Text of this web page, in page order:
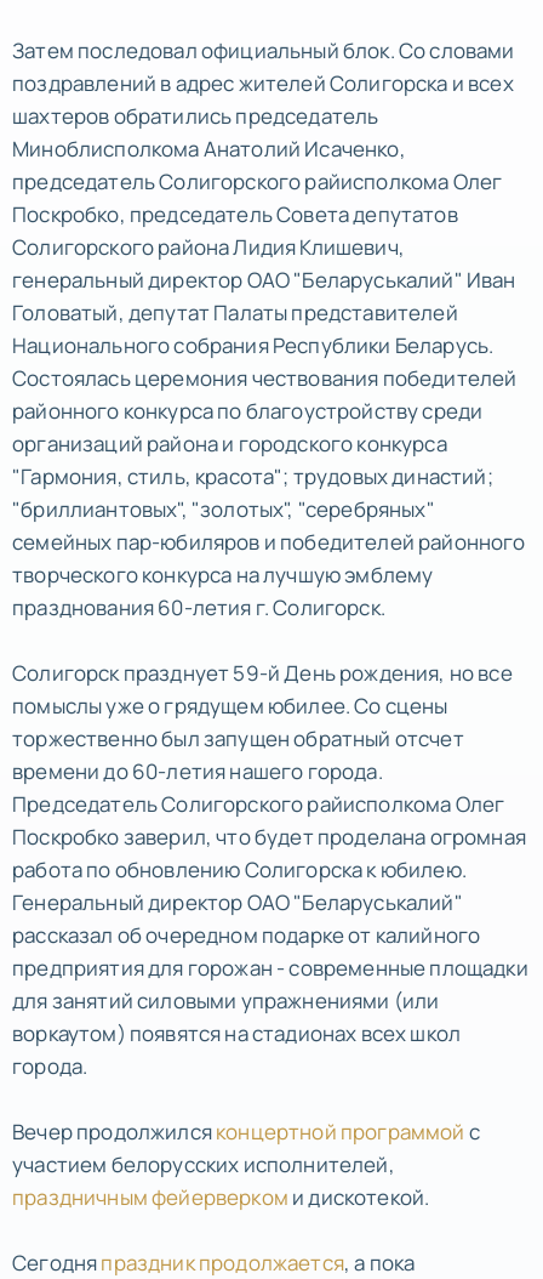
Затем последовал официальный блок. Со словами
поздравлений в адрес жителей Солигорска и всех
шахтеров обратились председатель
Миноблисполкома Анатолий Исаченко,
председатель Солигорского райисполкома Олег
Поскробко, председатель Совета депутатов
Солигорского района Лидия Клишевич,
генеральный директор ОАО "Беларуськалий" Иван
Головатый, депутат Палаты представителей
Национального собрания Республики Беларусь.
Состоялась церемония чествования победителей
районного конкурса по благоустройству среди
организаций района и городского конкурса
"Гармония, стиль, красота"; трудовых династий;
"бриллиантовых", "золотых", "серебряных"
семейных пар-юбиляров и победителей районного
творческого конкурса на лучшую эмблему
празднования 60-летия г. Солигорск.
Солигорск празднует 59-й День рождения, но все
помыслы уже о грядущем юбилее. Со сцены
торжественно был запущен обратный отсчет
времени до 60-летия нашего города.
Председатель Солигорского райисполкома Олег
Поскробко заверил, что будет проделана огромная
работа по обновлению Солигорска к юбилею.
Генеральный директор ОАО "Беларуськалий"
рассказал об очередном подарке от калийного
предприятия для горожан - современные площадки
для занятий силовыми упражнениями (или
воркаутом) появятся на стадионах всех школ
города.
Вечер продолжилсяконцертной программой с
участием белорусских исполнителей,
праздничным фейерверком и дискотекой.
Сегодняпраздник продолжается, а пока